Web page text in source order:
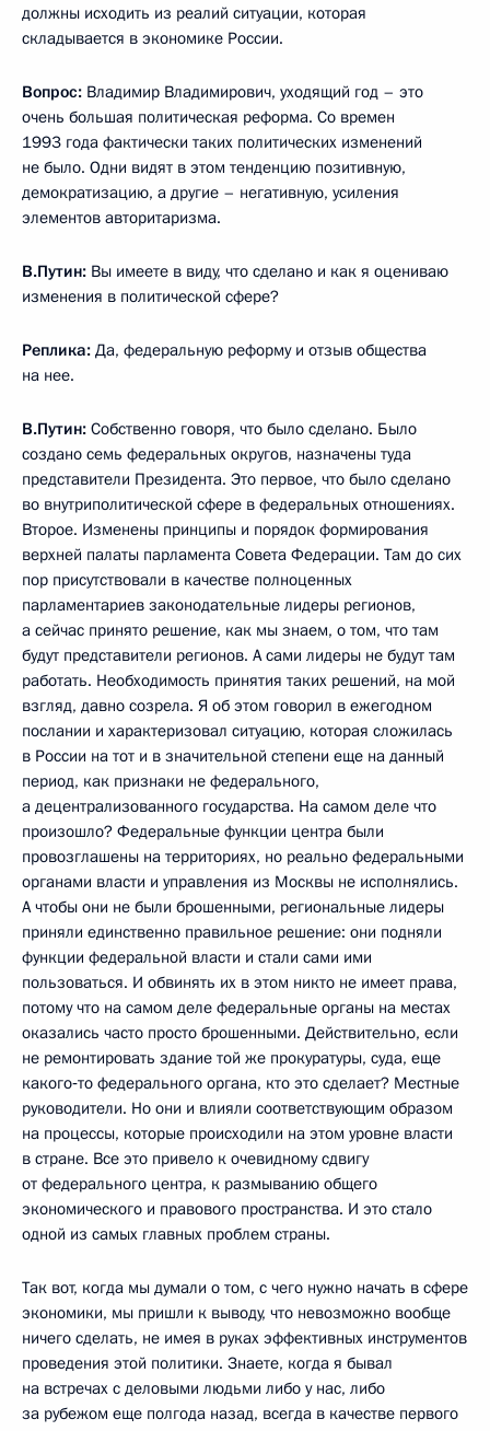
должны исходить из реалий ситуации, которая
складывается в экономике России.
Вопрос: Владимир Владимирович, уходящий год – это
очень большая политическая реформа. Со времен
1993 года фактически таких политических изменений
не было. Одни видят в этом тенденцию позитивную,
демократизацию, а другие – негативную, усиления
элементов авторитаризма.
В.Путин: Вы имеете в виду, что сделано и как я оцениваю
изменения в политической сфере?
Реплика: Да, федеральную реформу и отзыв общества
на нее.
В.Путин: Собственно говоря, что было сделано. Было
создано семь федеральных округов, назначены туда
представители Президента. Это первое, что было сделано
во внутриполитической сфере в федеральных отношениях.
Второе. Изменены принципы и порядок формирования
верхней палаты парламента Совета Федерации. Там до сих
пор присутствовали в качестве полноценных
парламентариев законодательные лидеры регионов,
а сейчас принято решение, как мы знаем, о том, что там
будут представители регионов. А сами лидеры не будут там
работать. Необходимость принятия таких решений, на мой
взгляд, давно созрела. Я об этом говорил в ежегодном
послании и характеризовал ситуацию, которая сложилась
в России на тот и в значительной степени еще на данный
период, как признаки не федерального,
а децентрализованного государства. На самом деле что
произошло? Федеральные функции центра были
провозглашены на территориях, но реально федеральными
органами власти и управления из Москвы не исполнялись.
А чтобы они не были брошенными, региональные лидеры
приняли единственно правильное решение: они подняли
функции федеральной власти и стали сами ими
пользоваться. И обвинять их в этом никто не имеет права,
потому что на самом деле федеральные органы на местах
оказались часто просто брошенными. Действительно, если
не ремонтировать здание той же прокуратуры, суда, еще
какого‑то федерального органа, кто это сделает? Местные
руководители. Но они и влияли соответствующим образом
на процессы, которые происходили на этом уровне власти
в стране. Все это привело к очевидному сдвигу
от федерального центра, к размыванию общего
экономического и правового пространства. И это стало
одной из самых главных проблем страны.
Так вот, когда мы думали о том, с чего нужно начать в сфере
экономики, мы пришли к выводу, что невозможно вообще
ничего сделать, не имея в руках эффективных инструментов
проведения этой политики. Знаете, когда я бывал
на встречах с деловыми людьми либо у нас, либо
за рубежом еще полгода назад, всегда в качестве первого